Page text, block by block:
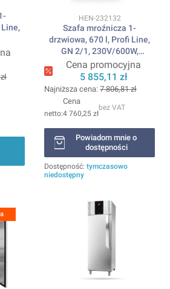
Kod produktu
HEN-232132
Szafa mroźnicza 1-
drzwiowa, 670 l, Profi Line,
GN 2/1, 230V/600W,
730x800x(H)2096mm
ARKTIC
Cena promocyjna
5 855,11 zł
Najniższa cena: 7 806,81 zł
Cena
4 760,25 zł
bez VAT
Powiadom mnie o
dostępności
Dostępność: tymczasowo
niedostępny